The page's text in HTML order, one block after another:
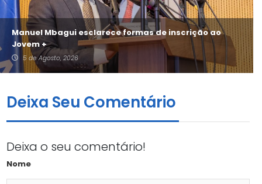
Manuel Mbagui esclarece formas de inscrição ao
Jovem +
5 de Agosto, 2026
Deixa Seu Comentário
Deixa o seu comentário!
Nome